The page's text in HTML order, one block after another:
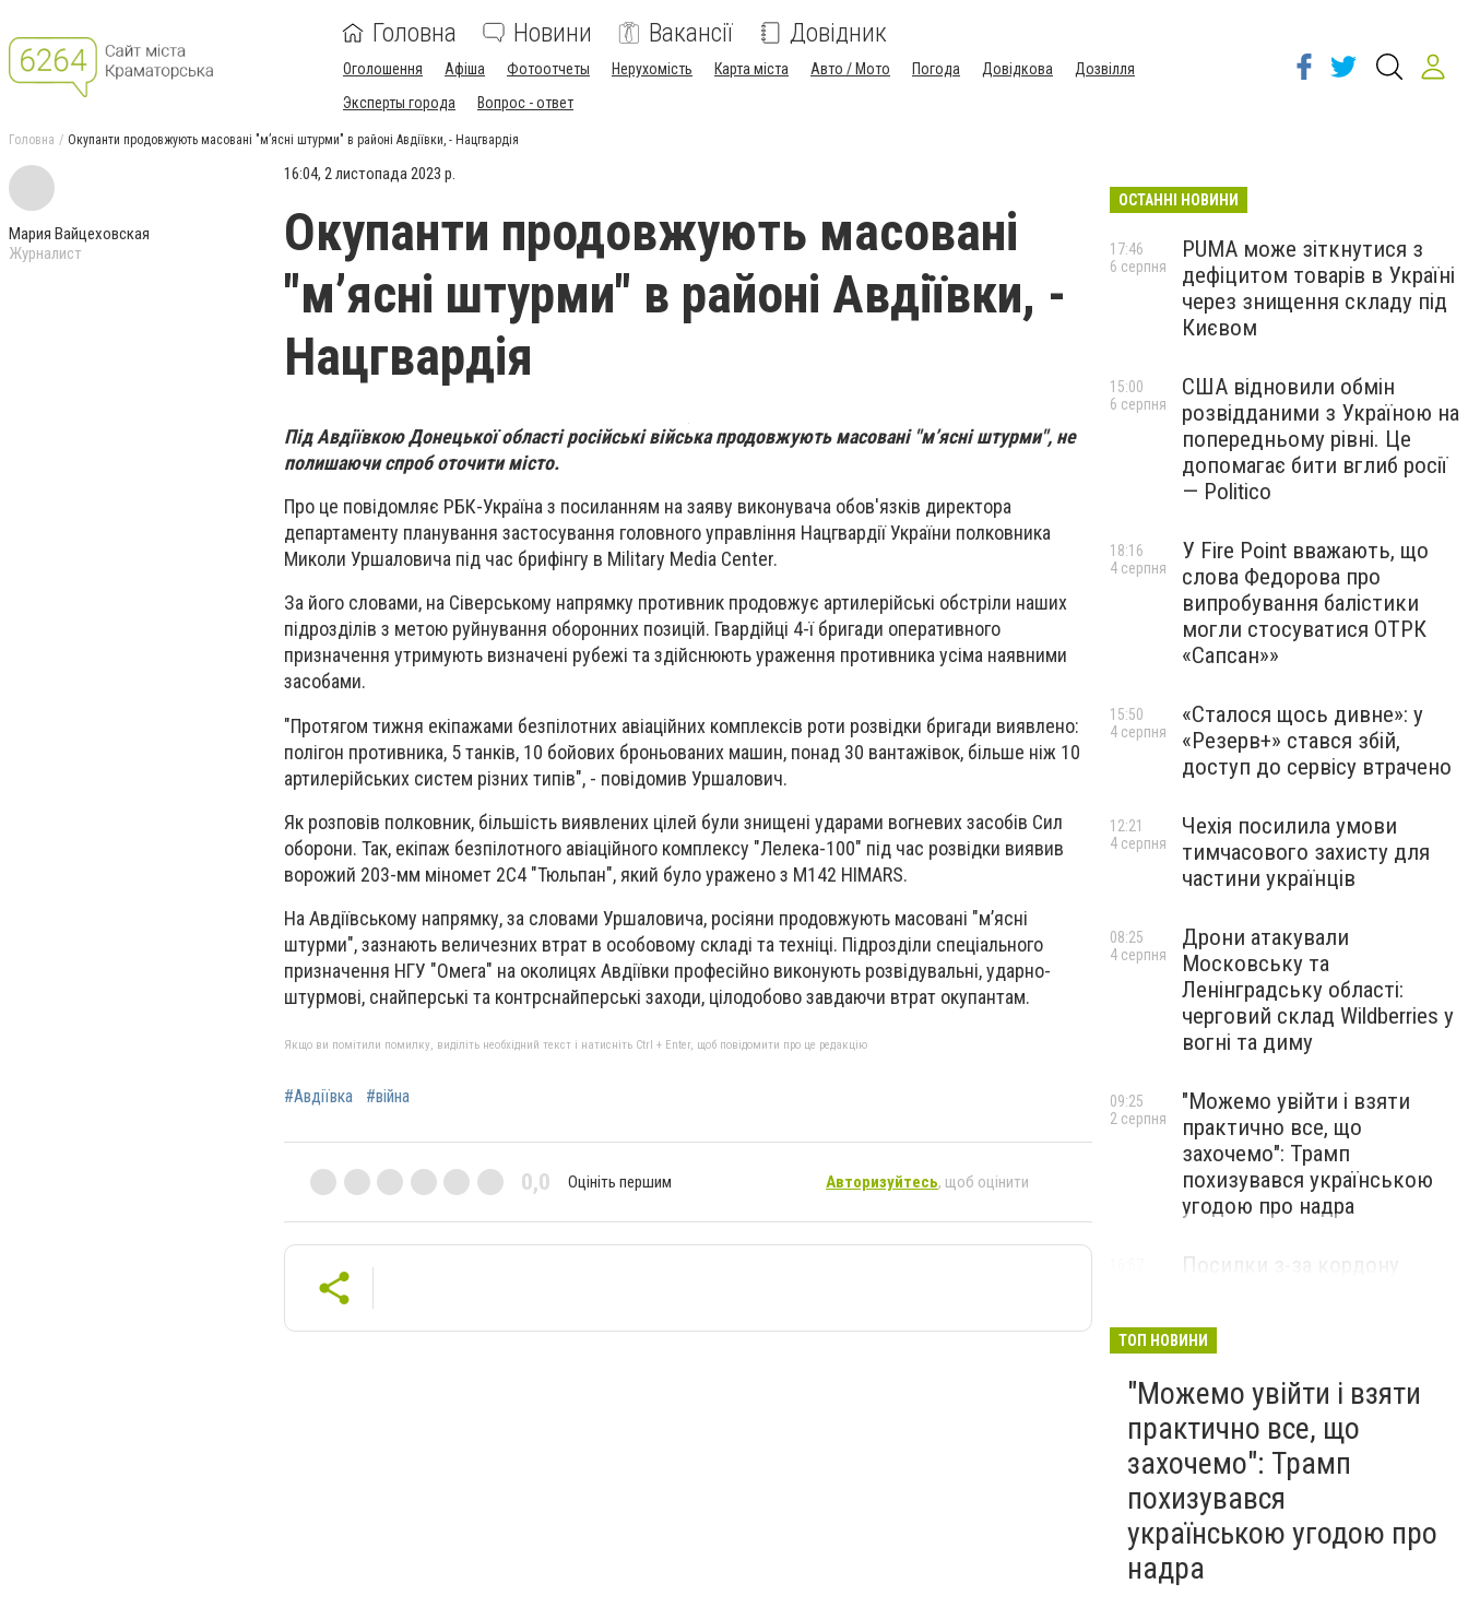
Головна Новини Вакансії Довідник
Оголошення Афіша Фотоотчеты Нерухомість Карта міста Авто / Мото Погода Довідкова
Дозвілля
Эксперты города
Вопрос - ответ
Головна Окупанти продовжують масовані "м’ясні штурми" в районі Авдіївки, - Нацгвардія
Мария Вайцеховская
Журналист
16:04, 2 листопада 2023 р.
Окупанти продовжують масовані
"м’ясні штурми" в районі Авдіївки, -
Нацгвардія
Під Авдіївкою Донецької області російські війська продовжують масовані "м’ясні штурми", не
полишаючи спроб оточити місто.
Про це повідомляє РБК-Україна з посиланням на заяву виконувача обов'язків директора
департаменту планування застосування головного управління Нацгвардії України полковника
Миколи Уршаловича під час брифінгу в Military Media Center.
За його словами, на Сіверському напрямку противник продовжує артилерійські обстріли наших
підрозділів з метою руйнування оборонних позицій. Гвардійці 4-ї бригади оперативного
призначення утримують визначені рубежі та здійснюють ураження противника усіма наявними
засобами.
"Протягом тижня екіпажами безпілотних авіаційних комплексів роти розвідки бригади виявлено:
полігон противника, 5 танків, 10 бойових броньованих машин, понад 30 вантажівок, більше ніж 10
артилерійських систем різних типів", - повідомив Уршалович.
Як розповів полковник, більшість виявлених цілей були знищені ударами вогневих засобів Сил
оборони. Так, екіпаж безпілотного авіаційного комплексу "Лелека-100" під час розвідки виявив
ворожий 203-мм міномет 2С4 "Тюльпан", який було уражено з M142 HIMARS.
На Авдіївському напрямку, за словами Уршаловича, росіяни продовжують масовані "м’ясні
штурми", зазнають величезних втрат в особовому складі та техніці. Підрозділи спеціального
призначення НГУ "Омега" на околицях Авдіївки професійно виконують розвідувальні, ударно-
штурмові, снайперські та контрснайперські заходи, цілодобово завдаючи втрат окупантам.
Якщо ви помітили помилку, виділіть необхідний текст і натисніть Ctrl + Enter, щоб повідомити про це редакцію
#Авдіївка #війна
0,0 Оцініть першим Авторизуйтесь, щоб оцінити
ОСТАННІ НОВИНИ
PUMA може зіткнутися з
дефіцитом товарів в Україні
через знищення складу під
Києвом
17:46
6 серпня
США відновили обмін
розвідданими з Україною на
попередньому рівні. Це
допомагає бити вглиб росії
— Politico
15:00
6 серпня
У Fire Point вважають, що
слова Федорова про
випробування балістики
могли стосуватися ОТРК
«Сапсан»»
18:16
4 серпня
«Сталося щось дивне»: у
«Резерв+» стався збій,
доступ до сервісу втрачено
15:50
4 серпня
Чехія посилила умови
тимчасового захисту для
частини українців
12:21
4 серпня
Дрони атакували
Московську та
Ленінградську області:
черговий склад Wildberries у
вогні та диму
08:25
4 серпня
"Можемо увійти і взяти
практично все, що
захочемо": Трамп
похизувався українською
угодою про надра
09:25
2 серпня
Посилки з-за кордону
правила
ТОП НОВИНИ
"Можемо увійти і взяти
практично все, що
захочемо": Трамп
похизувався
українською угодою про
надра